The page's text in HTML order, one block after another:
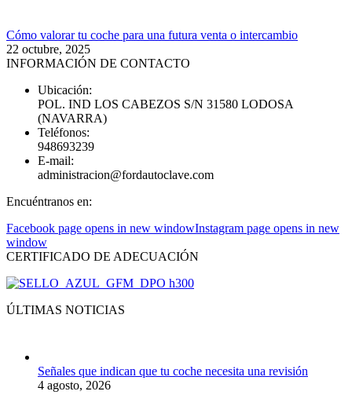
Cómo valorar tu coche para una futura venta o intercambio
22 octubre, 2025
INFORMACIÓN DE CONTACTO
Ubicación:
POL. IND LOS CABEZOS S/N 31580 LODOSA
(NAVARRA)
Teléfonos:
948693239
E-mail:
administracion@fordautoclave.com
Encuéntranos en:
Facebook page opens in new windowInstagram page opens in new
window
CERTIFICADO DE ADECUACIÓN
ÚLTIMAS NOTICIAS
Señales que indican que tu coche necesita una revisión
4 agosto, 2026